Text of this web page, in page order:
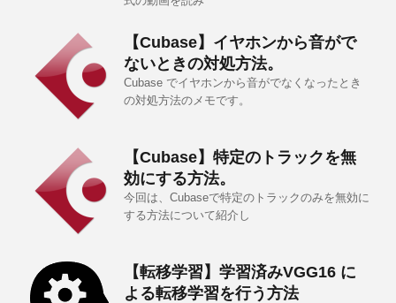
【Cubase】イヤホンから音がで
ないときの対処方法。
Cubase でイヤホンから音がでなくなったとき
の対処方法のメモです。
【Cubase】特定のトラックを無
効にする方法。
今回は、Cubaseで特定のトラックのみを無効に
する方法について紹介し
【転移学習】学習済みVGG16 に
よる転移学習を行う方法